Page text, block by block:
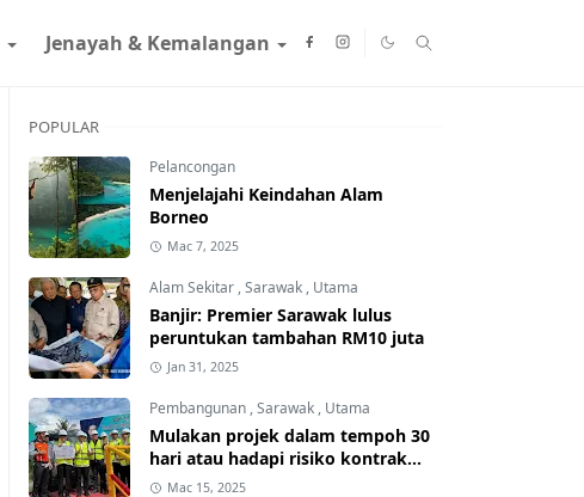
Jenayah & Kemalangan
POPULAR
Pelancongan
Menjelajahi Keindahan Alam
Borneo
Mac 7, 2025
Alam Sekitar ,Sarawak , Utama
Banjir: Premier Sarawak lulus
peruntukan tambahan RM10 juta
Jan 31, 2025
Pembangunan ,Sarawak , Utama
Mulakan projek dalam tempoh 30
hari atau hadapi risiko kontrak
ditamatkan
Mac 15, 2025